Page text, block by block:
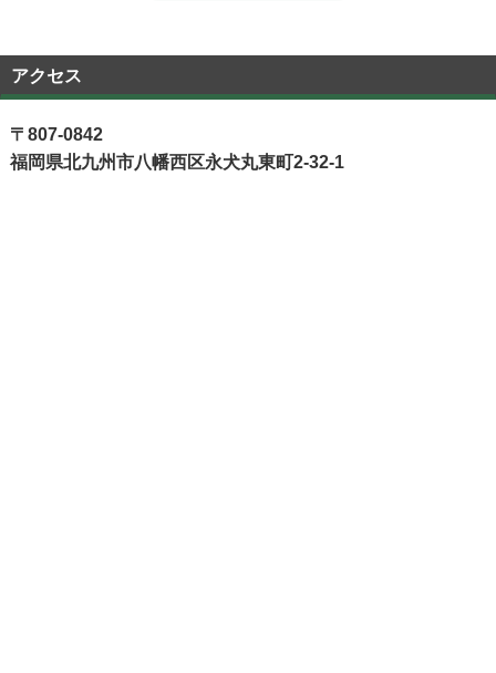
アクセス
〒807-0842
福岡県北九州市八幡西区永犬丸東町2-32-1